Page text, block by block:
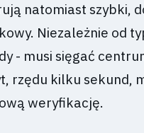
natomiast szybki,
Niezależnie od
- musi sięgać
rzędu kilku sekund,
weryfikację.